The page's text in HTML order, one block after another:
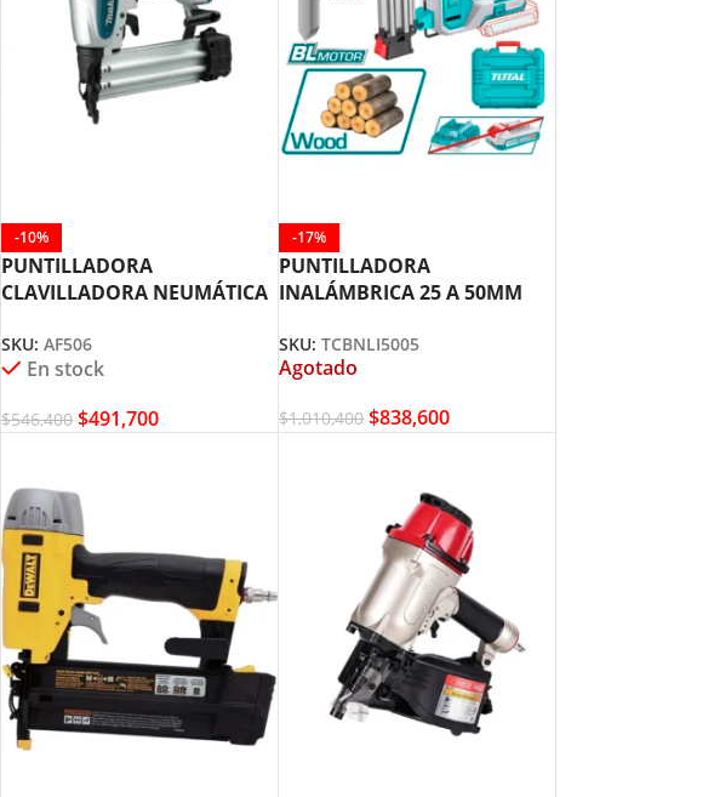
-10%
PUNTILLADORA
CLAVILLADORA NEUMÁTICA
AF506
SKU:AF506
En stock
$546,400 $491,700
-17%
PUNTILLADORA
INALÁMBRICA 25 A 50MM
SKU:TCBNLI5005
Agotado
$1,010,400 $838,600